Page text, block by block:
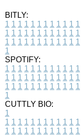
BITLY:
1 1 1 1 1 1 1 1 1 1 1 1
1 1 1 1 1 1 1 1 1 1 1 1
1 1 1 1 1 1 1 1 1 1 1 1
1
SPOTIFY:
1 1 1 1 1 1 1 1 1 1 1 1
1 1 1 1 1 1 1 1 1 1 1 1
1 1 1 1 1 1 1 1 1 1 1 1
1
CUTTLY BIO:
1
1 1 1 1 1 1 1 1 1 1 1 1
1 1 1 1 1 1 1 1 1 1 1 1